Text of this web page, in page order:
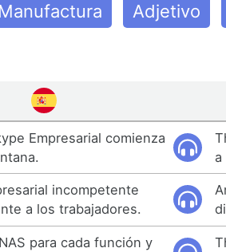
Adjetivo
Empresarial comienza
a
incompetente
a los trabajadores.
para cada función y